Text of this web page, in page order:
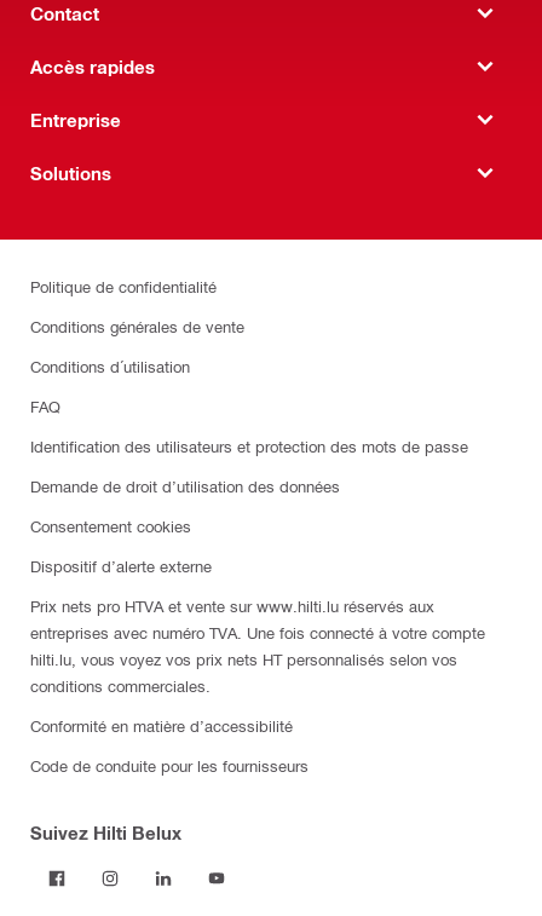
Contact
Accès rapides
Entreprise
Solutions
Politique de confidentialité
Conditions générales de vente
Conditions d´utilisation
FAQ
Identification des utilisateurs et protection des mots de passe
Demande de droit d’utilisation des données
Consentement cookies
Dispositif d’alerte externe
Prix nets pro HTVA et vente sur www.hilti.lu réservés aux
entreprises avec numéro TVA. Une fois connecté à votre compte
hilti.lu, vous voyez vos prix nets HT personnalisés selon vos
conditions commerciales.
Conformité en matière d’accessibilité
Code de conduite pour les fournisseurs
Suivez Hilti Belux